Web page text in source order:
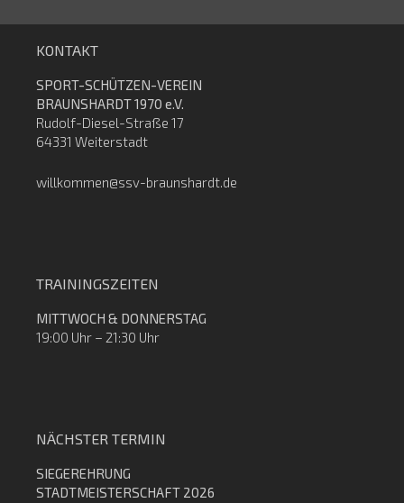
KONTAKT
SPORT-SCHÜTZEN-VEREIN
BRAUNSHARDT 1970 e.V.
Rudolf-Diesel-Straße 17
64331 Weiterstadt
willkommen@ssv-braunshardt.de
TRAININGSZEITEN
MITTWOCH & DONNERSTAG
19:00 Uhr – 21:30 Uhr
NÄCHSTER TERMIN
SIEGEREHRUNG
STADTMEISTERSCHAFT 2026